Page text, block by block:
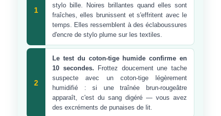
1
stylo bille. Noires brillantes quand elles sont
fraîches, elles brunissent et s'effritent avec le
temps. Elles ressemblent à des éclaboussures
d'encre de stylo plume sur les textiles.
2
Le test du coton-tige humide confirme en
10 secondes. Frottez doucement une tache
suspecte avec un coton-tige légèrement
humidifié : si une traînée brun-rougeâtre
apparaît, c'est du sang digéré — vous avez
des excréments de punaises de lit.